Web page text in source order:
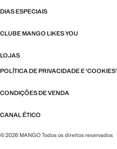
DIAS ESPECIAIS
CLUBE MANGO LIKES YOU
LOJAS
POLÍTICA DE PRIVACIDADE E 'COOKIES'
CONDIÇÕES DE VENDA
CANAL ÉTICO
© 2026 MANGO Todos os direitos reservados